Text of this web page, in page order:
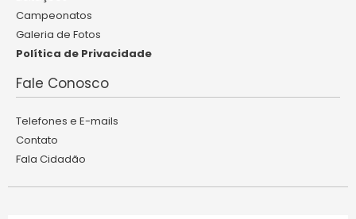
Campeonatos
Galeria de Fotos
Política de Privacidade
Fale Conosco
Telefones e E-mails
Contato
Fala Cidadão